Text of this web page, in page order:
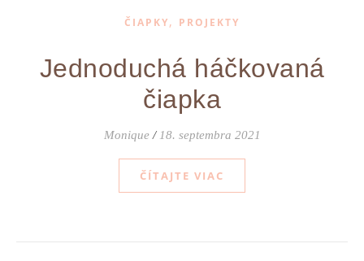
ČIAPKY, PROJEKTY
Jednoduchá háčkovaná
čiapka
Monique / 18. septembra 2021
ČÍTAJTE VIAC